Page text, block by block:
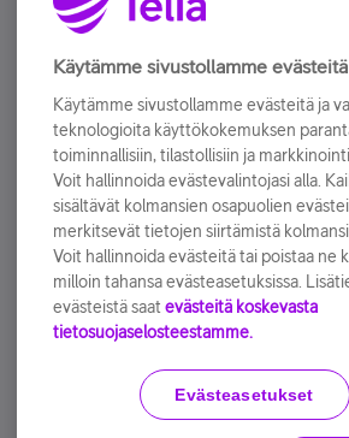
Älä jää paitsi – osallistu ja
Tilaa Telian uutiskirje ja olet mukana
sähköpostiisi.
Tilaa nyt
Käyttöehdot Accessibility
Käytämme sivustollamme evästeitä
Käytämme sivustollamme evästeitä ja
teknologioita käyttökokemuksen
toiminnallisiin, tilastollisiin ja
Voit hallinnoida evästevalintojasi alla.
sisältävät kolmansien osapuolien
merkitsevät tietojen siirtämistä
Voit hallinnoida evästeitä tai poistaa ne
milloin tahansa evästeasetuksissa.
evästeistä saat evästeitä koskevasta
tietosuojaselosteestamme.
Evästeasetukset